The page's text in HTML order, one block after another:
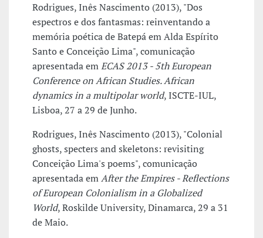
Rodrigues, Inês Nascimento (2013), "Dos
espectros e dos fantasmas: reinventando a
memória poética de Batepá em Alda Espírito
Santo e Conceição Lima", comunicação
apresentada emECAS 2013 - 5th European
Conference on African Studies. African
dynamics in a multipolar world, ISCTE-IUL,
Lisboa, 27 a 29 de Junho.
Rodrigues, Inês Nascimento (2013), "Colonial
ghosts, specters and skeletons: revisiting
Conceição Lima's poems", comunicação
apresentada emAfter the Empires - Reflections
of European Colonialism in a Globalized
World, Roskilde University, Dinamarca, 29 a 31
de Maio.